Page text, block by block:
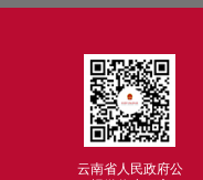
云南省人民政府公